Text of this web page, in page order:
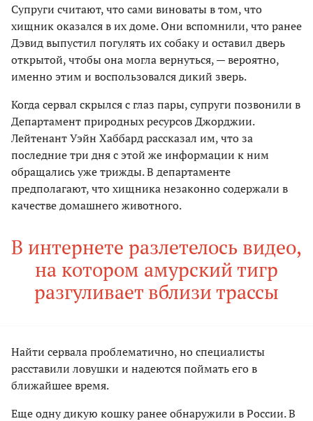
Супруги считают, что сами виноваты в том, что
хищник оказался в их доме. Они вспомнили, что ранее
Дэвид выпустил погулять их собаку и оставил дверь
открытой, чтобы она могла вернуться, — вероятно,
именно этим и воспользовался дикий зверь.
Когда сервал скрылся с глаз пары, супруги позвонили в
Департамент природных ресурсов Джорджии.
Лейтенант Уэйн Хаббард рассказал им, что за
последние три дня с этой же информации к ним
обращались уже трижды. В департаменте
предполагают, что хищника незаконно содержали в
качестве домашнего животного.
В интернете разлетелось видео,
на котором амурский тигр
разгуливает вблизи трассы
Найти сервала проблематично, но специалисты
расставили ловушки и надеются поймать его в
ближайшее время.
Еще одну дикую кошку ранее обнаружили в России. В